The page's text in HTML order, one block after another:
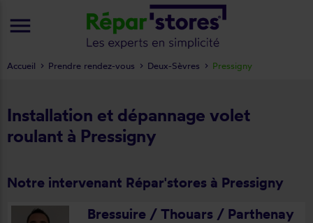
Installation et dépannage volet
roulant à Pressigny
Notre intervenant Répar'stores à Pressigny
Bressuire / Thouars / Parthenay
Accueil Prendre rendez-vous Deux-Sèvres Pressigny
menu